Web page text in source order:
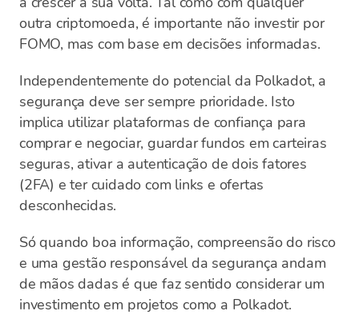
outra criptomoeda, é importante não investir por
FOMO, mas com base em decisões informadas.
Independentemente do potencial da Polkadot, a
segurança deve ser sempre prioridade. Isto
implica utilizar plataformas de confiança para
comprar e negociar, guardar fundos em carteiras
seguras, ativar a autenticação de dois fatores
(2FA) e ter cuidado com links e ofertas
desconhecidas.
Só quando boa informação, compreensão do risco
e uma gestão responsável da segurança andam
de mãos dadas é que faz sentido considerar um
investimento em projetos como a Polkadot.